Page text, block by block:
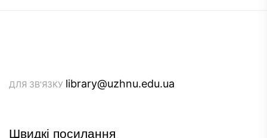
ДЛЯ ЗВ'ЯЗКУ library@uzhnu.edu.ua
Швидкі посилання